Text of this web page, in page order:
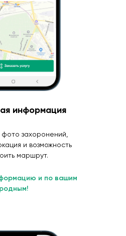
информация
фото захоронений,
и возможность
маршрут.
и по вашим
родным!